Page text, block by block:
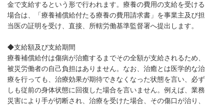
金で支給するという形で行われます。療養の費用の支給を受ける
場合は、「療養補償給付たる療養の費用請求書」を事業主及び担
当医の証明を受け、直接、所轄労働基準監督署へ提出します。
◆支給額及び支給期間
療養補償給付は傷病が治癒するまでその全額が支給されるため、
被災労働者の自己負担はありません。なお、治癒とは医学的な治
療を行っても、治療効果が期待できなくなった状態を言い、必ず
しも従前の身体状態に回復した場合を言いません。例えば、業務
災害により手が切断され、治療を受けた場合、その傷口が治り、